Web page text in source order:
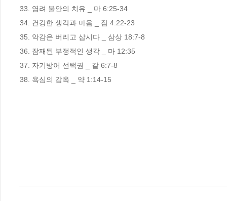
33. 염려 불안의 치유 _ 마 6:25-34
34. 건강한 생각과 마음 _ 잠 4:22-23
35. 악감은 버리고 삽시다 _ 삼상 18:7-8
36. 잠재된 부정적인 생각 _ 마 12:35
37. 자기방어 선택권 _ 갈 6:7-8
38. 욕심의 감옥 _ 약 1:14-15